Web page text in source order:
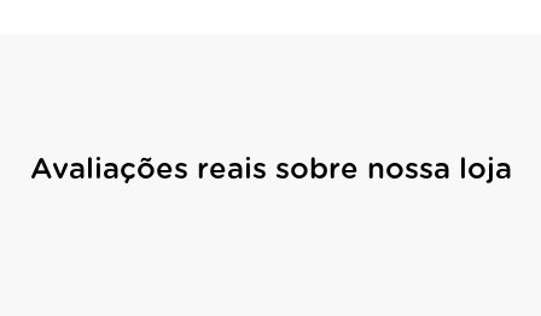
Avaliações reais sobre nossa loja